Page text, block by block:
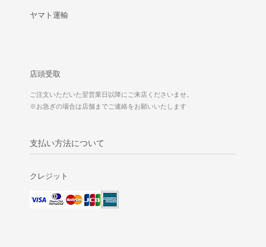
ヤマト運輸
店頭受取
ご注文いただいた翌営業日以降にご来店くださいませ。
※お急ぎの場合は店舗までご連絡をお願いいたします
支払い方法について
クレジット